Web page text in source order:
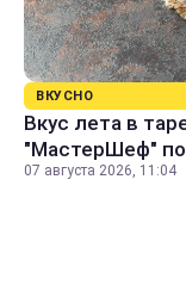
ВКУСНО
Вкус лета в
"МастерШеф"
07 августа 2026, 11:04